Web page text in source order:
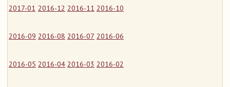
2017-01 2016-12 2016-11 2016-10
2016-09 2016-08 2016-07 2016-06
2016-05 2016-04 2016-03 2016-02